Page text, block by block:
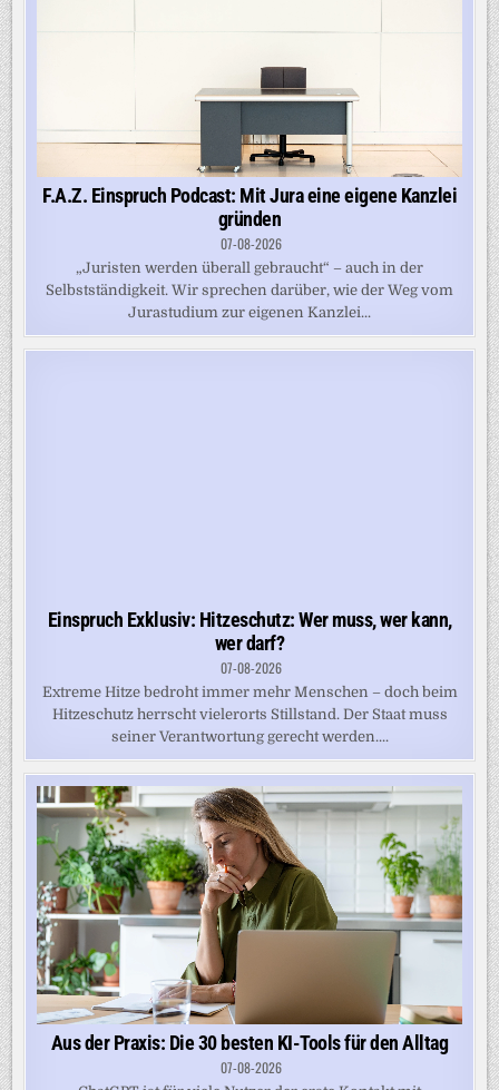
F.A.Z. Einspruch Podcast: Mit Jura eine eigene Kanzlei
gründen
07-08-2026
„Juristen werden überall gebraucht“ – auch in der
Selbstständigkeit. Wir sprechen darüber, wie der Weg vom
Jurastudium zur eigenen Kanzlei...
Einspruch Exklusiv: Hitzeschutz: Wer muss, wer kann,
wer darf?
07-08-2026
Extreme Hitze bedroht immer mehr Menschen – doch beim
Hitzeschutz herrscht vielerorts Stillstand. Der Staat muss
seiner Verantwortung gerecht werden....
Aus der Praxis: Die 30 besten KI-Tools für den Alltag
07-08-2026